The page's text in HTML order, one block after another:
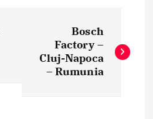
Bosch
Factory –
Cluj-Napoca
– Rumunia